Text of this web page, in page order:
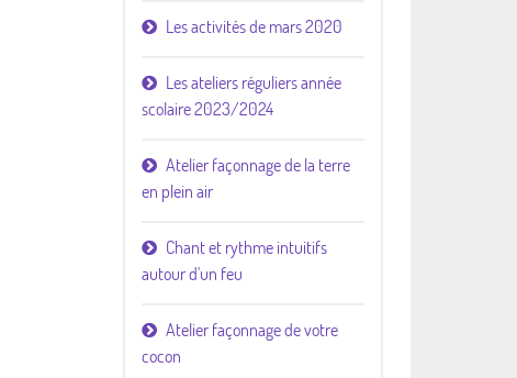
Les activités de mars 2020
Les ateliers réguliers année
scolaire 2023/2024
Atelier façonnage de la terre
en plein air
Chant et rythme intuitifs
autour d'un feu
Atelier façonnage de votre
cocon